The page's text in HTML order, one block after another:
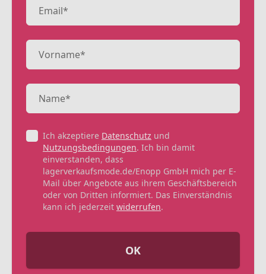
Ich akzeptiere Datenschutz und
Nutzungsbedingungen. Ich bin damit
einverstanden, dass
lagerverkaufsmode.de/Enopp GmbH mich per E-
Mail über Angebote aus ihrem Geschäftsbereich
oder von Dritten informiert. Das Einverständnis
kann ich jederzeit widerrufen.
OK